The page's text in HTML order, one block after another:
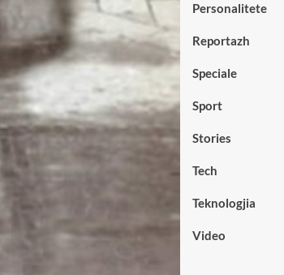
Personalitete
Reportazh
Speciale
Sport
Stories
Tech
Teknologjia
Video